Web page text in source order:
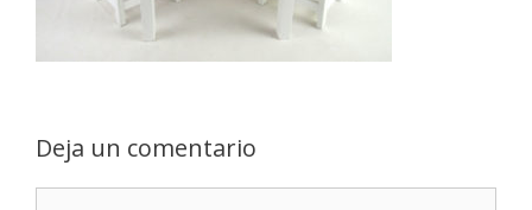
Deja un comentario